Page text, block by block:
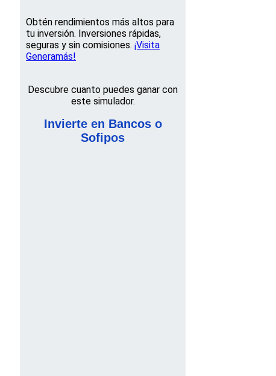
Obtén rendimientos más altos para
tu inversión. Inversiones rápidas,
seguras y sin comisiones. ¡Visita
Generamás!
Descubre cuanto puedes ganar con
este simulador.
Invierte en Bancos o
Sofipos